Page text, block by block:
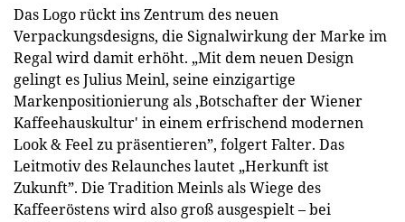
Das Logo rückt ins Zentrum des neuen
Verpackungsdesigns, die Signalwirkung der Marke im
Regal wird damit erhöht. „Mit dem neuen Design
gelingt es Julius Meinl, seine einzigartige
Markenpositionierung als ‚Botschafter der Wiener
Kaffeehauskultur' in einem erfrischend modernen
Look & Feel zu präsentieren”, folgert Falter. Das
Leitmotiv des Relaunches lautet „Herkunft ist
Zukunft”. Die Tradition Meinls als Wiege des
Kaffeeröstens wird also groß ausgespielt – bei